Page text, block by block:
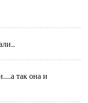
так она и